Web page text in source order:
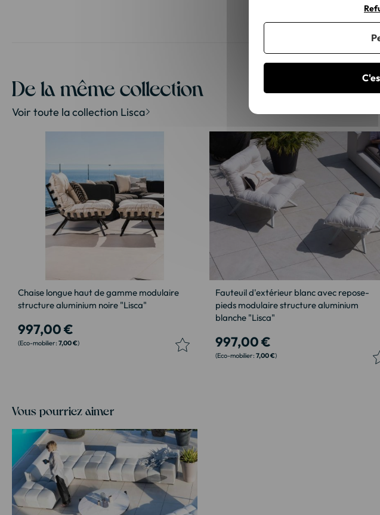
la
Galerie
De la même collection
Voir toute la collection Lisca
Chaise longue haut de gamme modulaire
structure aluminium noire "Lisca"
997,00 €
7,00 €
Fauteuil d'extérieur blanc avec repose-
pieds modulaire structure aluminium
blanche "Lisca"
997,00 €
7,00 €
Vous pourriez aimer